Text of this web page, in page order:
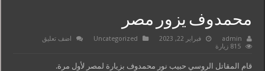
محمدوف يزور مصر
admin فبراير 22, 2023 Uncategorized
اضف تعليق
815 زيارة
قام المقاتل الروسي حبيب نور محمدوف بزيارة لمصر لأول مرة.